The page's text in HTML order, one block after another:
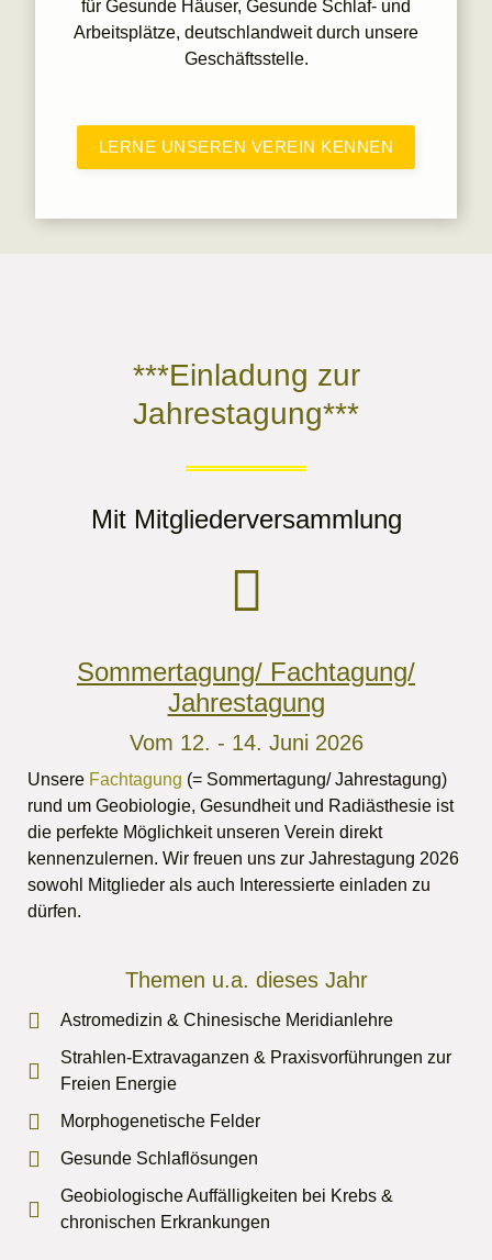
für Gesunde Häuser, Gesunde Schlaf- und
Arbeitsplätze, deutschlandweit durch unsere
Geschäftsstelle.
LERNE UNSEREN VEREIN KENNEN
***Einladung zur
Jahrestagung***
Mit Mitgliederversammlung
Sommertagung/ Fachtagung/
Jahrestagung
Vom 12. - 14. Juni 2026
Unsere Fachtagung (= Sommertagung/ Jahrestagung)
rund um Geobiologie, Gesundheit und Radiästhesie ist
die perfekte Möglichkeit unseren Verein direkt
kennenzulernen. Wir freuen uns zur Jahrestagung 2026
sowohl Mitglieder als auch Interessierte einladen zu
dürfen.
Themen u.a. dieses Jahr
Astromedizin & Chinesische Meridianlehre
Strahlen-Extravaganzen & Praxisvorführungen zur
Freien Energie
Morphogenetische Felder
Gesunde Schlaflösungen
Geobiologische Auffälligkeiten bei Krebs &
chronischen Erkrankungen